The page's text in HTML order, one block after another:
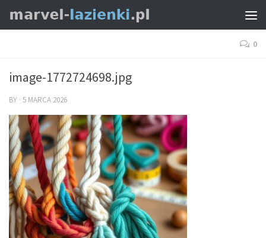
0
image-1772724698.jpg
BY · 5 MARCA 2026